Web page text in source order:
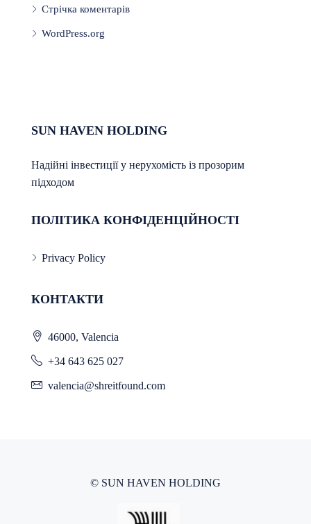
Стрічка коментарів
WordPress.org
SUN HAVEN HOLDING
Надійні інвестиції у нерухомість із прозорим
підходом
ПОЛІТИКА КОНФІДЕНЦІЙНОСТІ
Privacy Policy
КОНТАКТИ
46000, Valencia
+34 643 625 027
valencia@shreitfound.com
© SUN HAVEN HOLDING